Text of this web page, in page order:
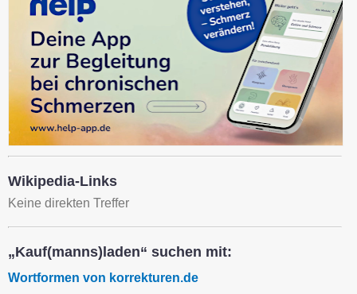
Wikipedia-Links
Keine direkten Treffer
„Kauf(manns)laden“ suchen mit:
Wortformen von korrekturen.de